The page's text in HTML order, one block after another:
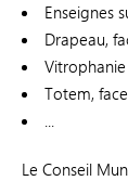
Enseignes
Drapeau,
Totem,
Le Conseil